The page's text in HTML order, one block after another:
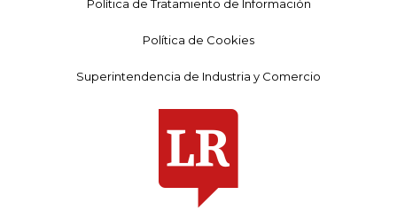
Política de Tratamiento de Información
Política de Cookies
Superintendencia de Industria y Comercio